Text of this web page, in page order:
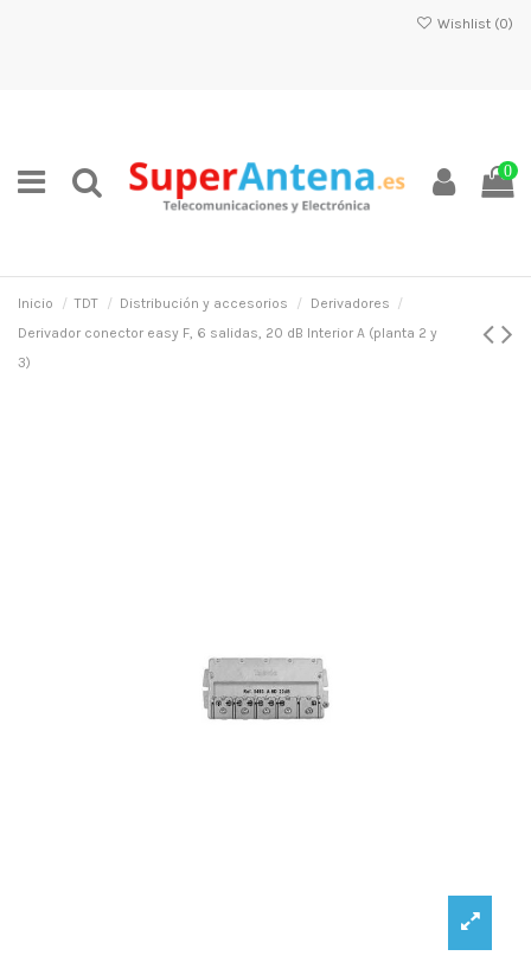
Wishlist (0)
0
Inicio TDT Distribución y accesorios
Derivadores
Derivador conector easy F, 6 salidas, 20 dB Interior A (planta 2 y
3)